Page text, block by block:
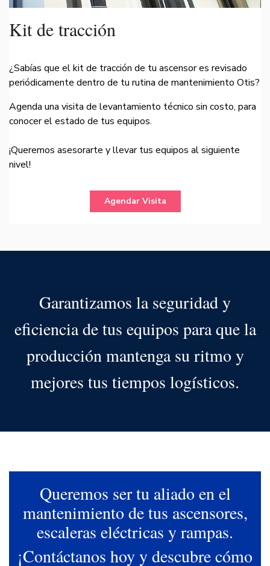
Kit de tracción
¿Sabías que el kit de tracción de tu ascensor es revisado
periódicamente dentro de tu rutina de mantenimiento Otis?
Agenda una visita de levantamiento técnico sin costo, para
conocer el estado de tus equipos.
¡Queremos asesorarte y llevar tus equipos al siguiente
nivel!
Agendar Visita
Garantizamos la seguridad y
eficiencia de tus equipos para que la
producción mantenga su ritmo y
mejores tus tiempos logísticos.
Queremos ser tu aliado en el
mantenimiento de tus ascensores,
escaleras eléctricas y rampas.
¡Contáctanos hoy y descubre cómo